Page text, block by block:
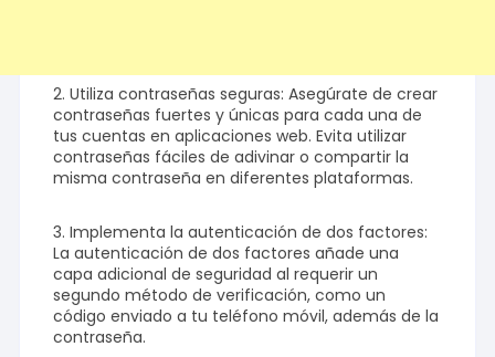
2. Utiliza contraseñas seguras: Asegúrate de crear
contraseñas fuertes y únicas para cada una de
tus cuentas en aplicaciones web. Evita utilizar
contraseñas fáciles de adivinar o compartir la
misma contraseña en diferentes plataformas.
3. Implementa la autenticación de dos factores:
La autenticación de dos factores añade una
capa adicional de seguridad al requerir un
segundo método de verificación, como un
código enviado a tu teléfono móvil, además de la
contraseña.